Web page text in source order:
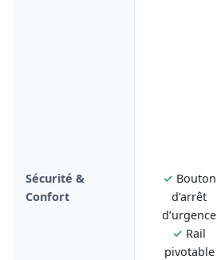
Sécurité &
Confort
✓ Bouton
d’arrêt
d’urgence
✓ Rail
pivotable